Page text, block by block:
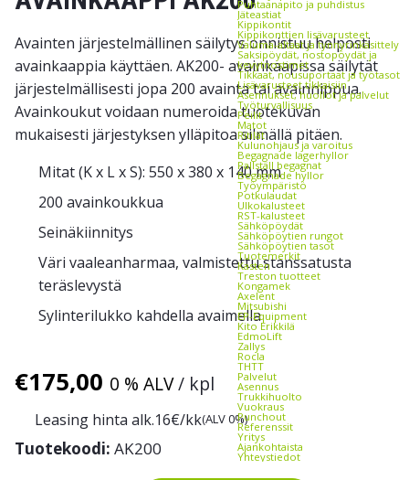
Puhtaanapito ja puhdistus
Jäteastiat
Kippikontit
Kippikonttien lisävarusteet
Valuma-altaat ja tynnyrinkäsittely
Saksipöydät, nostopöydät ja
kevytnostimet
Tikkaat, nousuportaat ja työtasot
Lisävarusteet tikkaisiin
Asennukset, huollot ja palvelut
Työturvallisuus
Peilit
Matot
Ritilät
Kulunohjaus ja varoitus
Begagnade lagerhyllor
Pallställ begagnat
Begagnade hyllor
Työympäristö
Potkulaudat
Ulkokalusteet
RST-kalusteet
Sähköpöydät
Sähköpöytien rungot
Sähköpöytien tasot
Tuotemerkit
Kasten
Treston tuotteet
Kongamek
Axelent
Mitsubishi
EP-Equipment
Kito Erikkilä
EdmoLift
Zallys
Rocla
THTT
Palvelut
Asennus
Trukkihuolto
Vuokraus
Punchout
Referenssit
Yritys
Ajankohtaista
Yhteystiedot
Avainten järjestelmällinen säilytys onnistuu helposti
avainkaappia käyttäen. AK200- avainkaapissa säilytät
järjestelmällisesti jopa 200 avainta tai avainnippua.
Avainkoukut voidaan numeroida tuotekuvan
mukaisesti järjestyksen ylläpitoa silmällä pitäen.
Mitat (K x L x S): 550 x 380 x 140 mm
200 avainkoukkua
Seinäkiinnitys
Väri vaaleanharmaa, valmistettu stanssatusta
teräslevystä
Sylinterilukko kahdella avaimella
€175,00 0 % ALV/ kpl
Leasing hinta alk.16€/kk(ALV 0%)
Tuotekoodi: AK200